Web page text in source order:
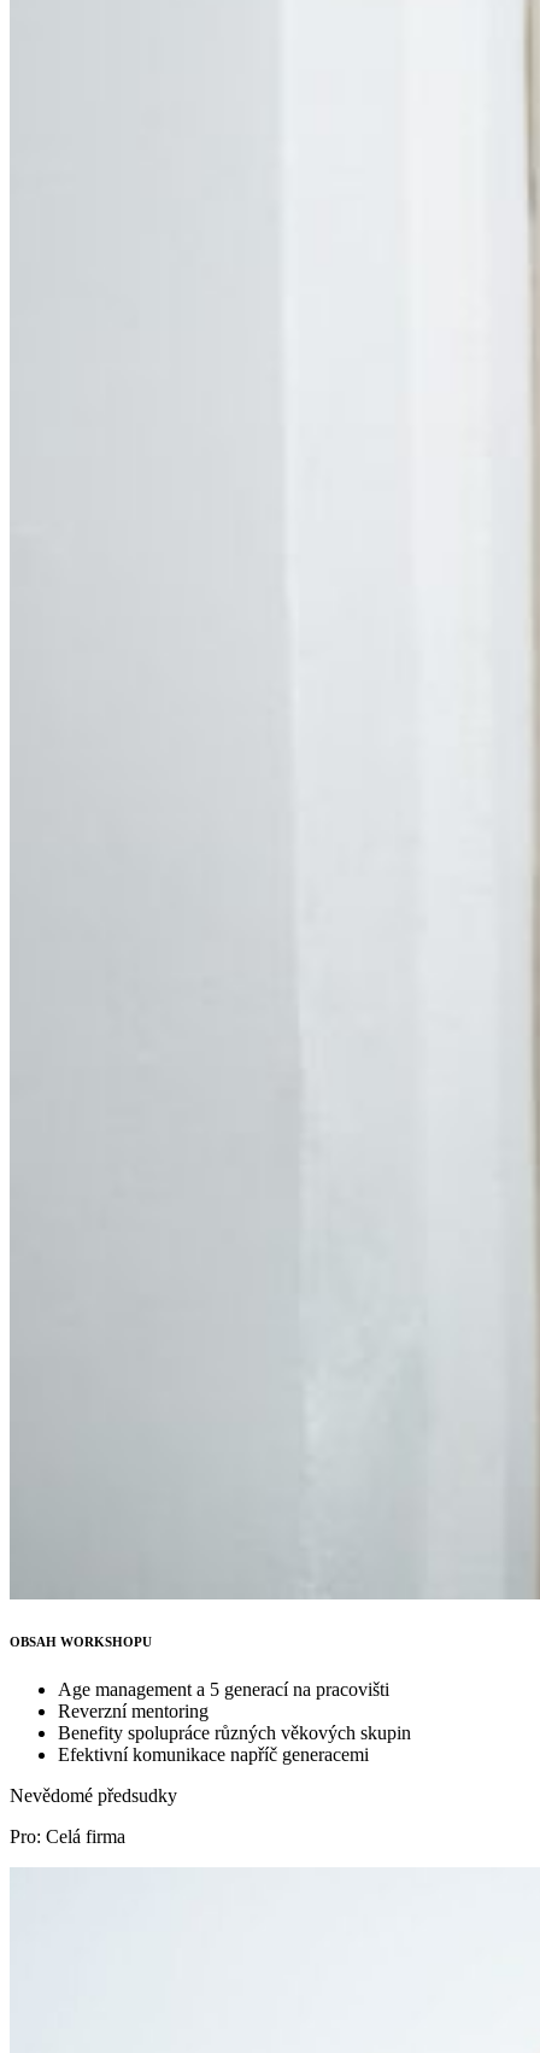
OBSAH WORKSHOPU
Age management a 5 generací na pracovišti
Reverzní mentoring
Benefity spolupráce různých věkových skupin
Efektivní komunikace napříč generacemi
Nevědomé předsudky
Pro: Celá firma